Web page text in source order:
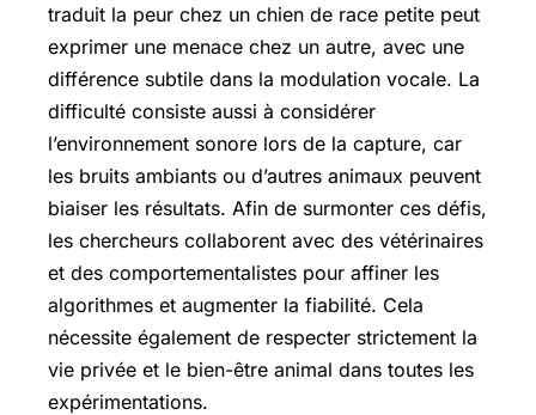
traduit la peur chez un chien de race petite peut
exprimer une menace chez un autre, avec une
différence subtile dans la modulation vocale. La
difficulté consiste aussi à considérer
l’environnement sonore lors de la capture, car
les bruits ambiants ou d’autres animaux peuvent
biaiser les résultats. Afin de surmonter ces défis,
les chercheurs collaborent avec des vétérinaires
et des comportementalistes pour affiner les
algorithmes et augmenter la fiabilité. Cela
nécessite également de respecter strictement la
vie privée et le bien-être animal dans toutes les
expérimentations.